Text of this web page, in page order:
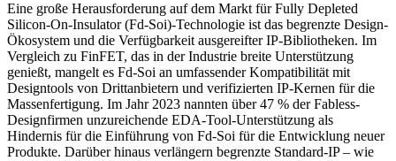
Eine große Herausforderung auf dem Markt für Fully Depleted
Silicon-On-Insulator (Fd-Soi)-Technologie ist das begrenzte Design-
Ökosystem und die Verfügbarkeit ausgereifter IP-Bibliotheken. Im
Vergleich zu FinFET, das in der Industrie breite Unterstützung
genießt, mangelt es Fd-Soi an umfassender Kompatibilität mit
Designtools von Drittanbietern und verifizierten IP-Kernen für die
Massenfertigung. Im Jahr 2023 nannten über 47 % der Fabless-
Designfirmen unzureichende EDA-Tool-Unterstützung als
Hindernis für die Einführung von Fd-Soi für die Entwicklung neuer
Produkte. Darüber hinaus verlängern begrenzte Standard-IP – wie